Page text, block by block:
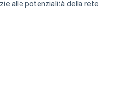
alle potenzialità della rete